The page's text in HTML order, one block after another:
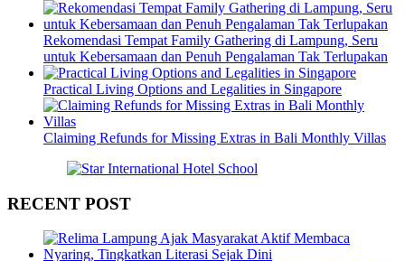
Rekomendasi Tempat Family Gathering di Lampung, Seru
untuk Kebersamaan dan Penuh Pengalaman Tak Terlupakan
Practical Living Options and Legalities in Singapore
Claiming Refunds for Missing Extras in Bali Monthly Villas
RECENT POST